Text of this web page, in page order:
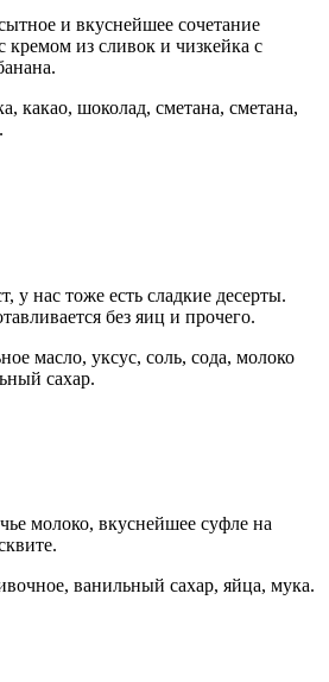
и вкуснейшее сочетание
кремом из сливок и чизкейка с
какао, шоколад, сметана, сметана,
у нас тоже есть сладкие десерты.
без яиц и прочего.
масло, уксус, соль, сода, молоко
сахар.
молоко, вкуснейшее суфле на
ванильный сахар, яйца, мука.